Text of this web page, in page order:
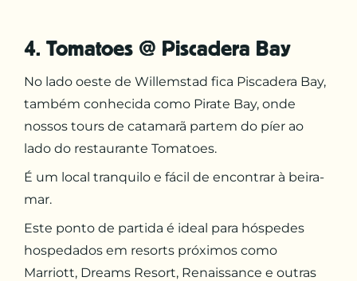
4. Tomatoes @ Piscadera Bay
No lado oeste de Willemstad fica Piscadera Bay,
também conhecida como Pirate Bay, onde
nossos tours de catamarã partem do píer ao
lado do restaurante Tomatoes.
É um local tranquilo e fácil de encontrar à beira-
mar.
Este ponto de partida é ideal para hóspedes
hospedados em resorts próximos como
Marriott, Dreams Resort, Renaissance e outras